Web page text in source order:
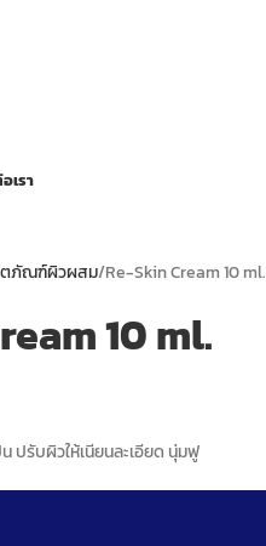
เรา
ภัณฑ์ผิวผสม Re-Skin Cream 10 ml.
10 ml.
รับผิวให้เนียนละเอียด นุ่มฟู